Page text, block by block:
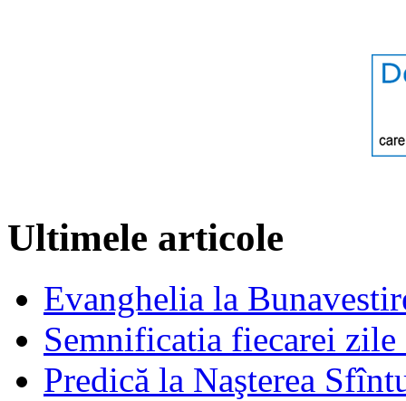
Ultimele articole
Evanghelia la
Semnificatia fiecarei
Predică la Naşterea